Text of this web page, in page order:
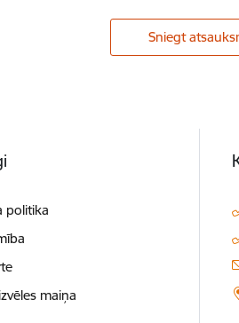
Sniegt
politika
maiņa